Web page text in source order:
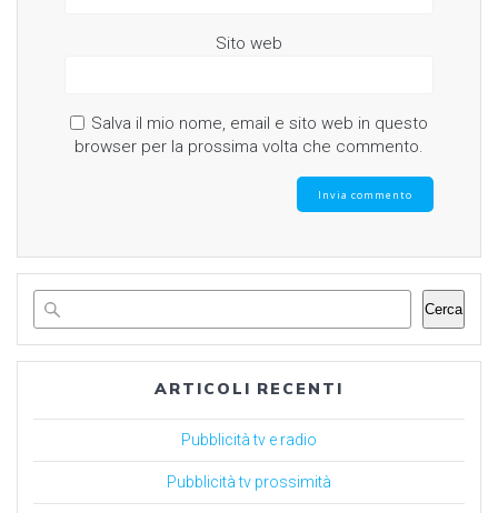
Sito web
Salva il mio nome, email e sito web in questo
browser per la prossima volta che commento.
Cerca
ARTICOLI RECENTI
Pubblicità tv e radio
Pubblicità tv prossimità